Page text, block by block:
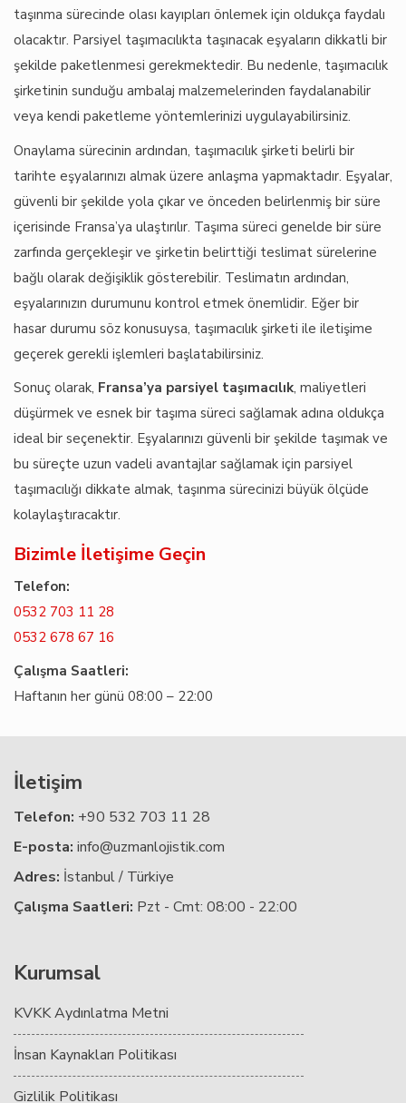
taşınma sürecinde olası kayıpları önlemek için oldukça faydalı
olacaktır. Parsiyel taşımacılıkta taşınacak eşyaların dikkatli bir
şekilde paketlenmesi gerekmektedir. Bu nedenle, taşımacılık
şirketinin sunduğu ambalaj malzemelerinden faydalanabilir
veya kendi paketleme yöntemlerinizi uygulayabilirsiniz.
Onaylama sürecinin ardından, taşımacılık şirketi belirli bir
tarihte eşyalarınızı almak üzere anlaşma yapmaktadır. Eşyalar,
güvenli bir şekilde yola çıkar ve önceden belirlenmiş bir süre
içerisinde Fransa’ya ulaştırılır. Taşıma süreci genelde bir süre
zarfında gerçekleşir ve şirketin belirttiği teslimat sürelerine
bağlı olarak değişiklik gösterebilir. Teslimatın ardından,
eşyalarınızın durumunu kontrol etmek önemlidir. Eğer bir
hasar durumu söz konusuysa, taşımacılık şirketi ile iletişime
geçerek gerekli işlemleri başlatabilirsiniz.
Sonuç olarak, Fransa’ya parsiyel taşımacılık, maliyetleri
düşürmek ve esnek bir taşıma süreci sağlamak adına oldukça
ideal bir seçenektir. Eşyalarınızı güvenli bir şekilde taşımak ve
bu süreçte uzun vadeli avantajlar sağlamak için parsiyel
taşımacılığı dikkate almak, taşınma sürecinizi büyük ölçüde
kolaylaştıracaktır.
Bizimle İletişime Geçin
Telefon:
0532 703 11 28
0532 678 67 16
Çalışma Saatleri:
Haftanın her günü 08:00 – 22:00
İletişim
Telefon: +90 532 703 11 28
E-posta: info@uzmanlojistik.com
Adres: İstanbul / Türkiye
Çalışma Saatleri: Pzt - Cmt: 08:00 - 22:00
Kurumsal
KVKK Aydınlatma Metni
İnsan Kaynakları Politikası
Gizlilik Politikası